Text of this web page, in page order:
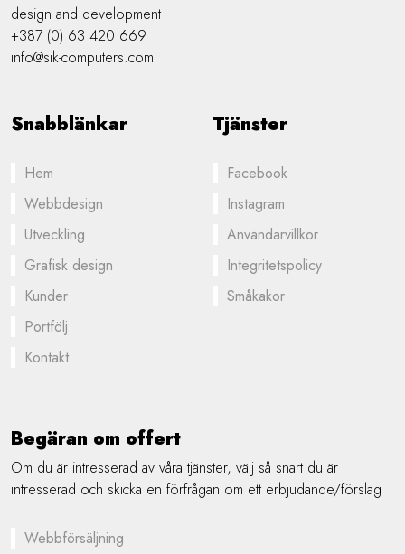
design and development
+387 (0) 63 420 669
info@sik-computers.com
Snabblänkar
Hem
Webbdesign
Utveckling
Grafisk design
Kunder
Portfölj
Kontakt
Tjänster
Facebook
Instagram
Användarvillkor
Integritetspolicy
Småkakor
Begäran om offert
Om du är intresserad av våra tjänster, välj så snart du är
intresserad och skicka en förfrågan om ett erbjudande/förslag
Webbförsäljning